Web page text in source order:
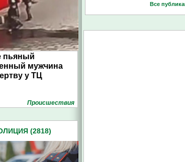
пьяный
мужчина
у ТЦ
Проиcшествия
(2818)
Все